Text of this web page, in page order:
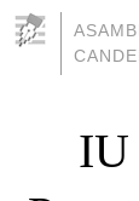
IU